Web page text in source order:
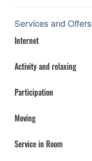
Services and Offers
Internet
Activity and relaxing
Participation
Moving
Service in Room